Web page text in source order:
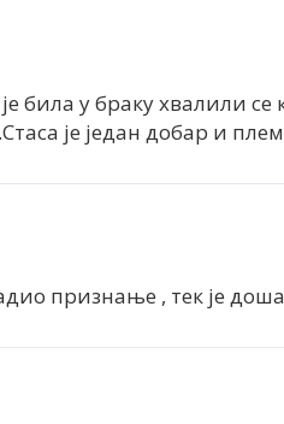
била у браку хвалили се
је један добар и
признање , тек је